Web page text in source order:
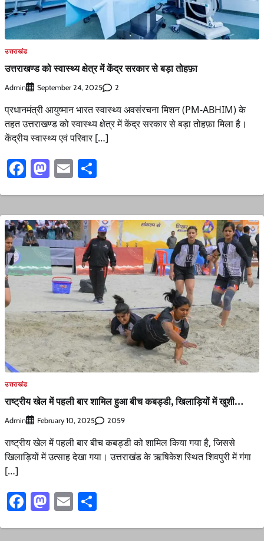
उत्तराखंड
उत्तराखण्ड को स्वास्थ्य क्षेत्र में केंद्र सरकार से बड़ा तोहफ़ा
Admin September 24, 2025 2
प्रधानमंत्री आयुष्मान भारत स्वास्थ्य अवसंरचना मिशन (PM-ABHIM) के
तहत उत्तराखण्ड को स्वास्थ्य क्षेत्र में केंद्र सरकार से बड़ा तोहफ़ा मिला है।
केंद्रीय स्वास्थ्य एवं परिवार […]
Facebook
Mastodon
Email
उत्तराखंड
राष्ट्रीय खेल में पहली बार शामिल हुआ बीच कबड्डी, खिलाड़ियों में खुशी…
Admin February 10, 2025 2059
राष्ट्रीय खेल में पहली बार बीच कबड्डी को शामिल किया गया है, जिससे
खिलाड़ियों में उत्साह देखा गया। उत्तराखंड के ऋषिकेश स्थित शिवपुरी में गंगा
[…]
Facebook
Mastodon
Email